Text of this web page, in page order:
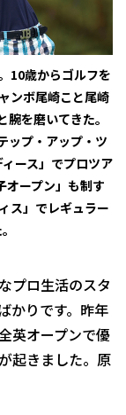
10歳からゴルフを
ンボ尾崎こと尾崎
を磨いてきた。
ップ・アップ・ツ
ース」でプロツア
オープン」も制す
ス」でレギュラー
プロ生活のスタ
かりです。昨年
英オープンで優
起きました。原